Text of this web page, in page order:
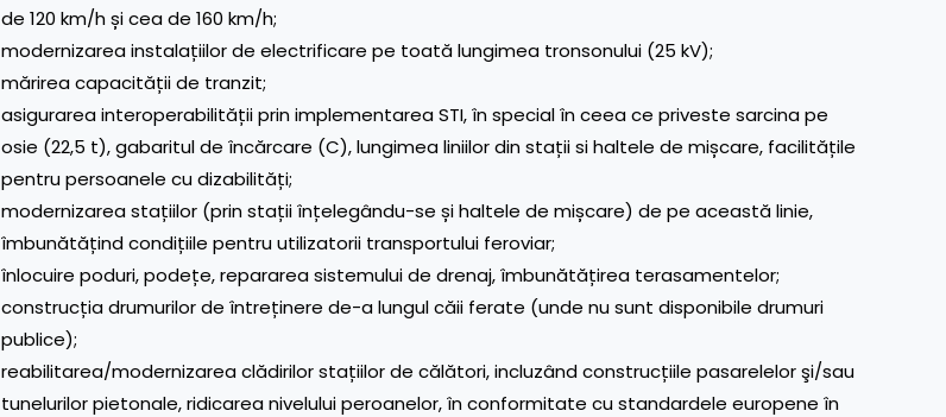
de 120 km/h și cea de 160 km/h;
modernizarea instalațiilor de electrificare pe toată lungimea tronsonului (25 kV);
mărirea capacității de tranzit;
asigurarea interoperabilității prin implementarea STI, în special în ceea ce priveste sarcina pe
osie (22,5 t), gabaritul de încărcare (C), lungimea liniilor din stații si haltele de mișcare, facilitățile
pentru persoanele cu dizabilități;
modernizarea stațiilor (prin stații înțelegându-se și haltele de mișcare) de pe această linie,
îmbunătățind condițiile pentru utilizatorii transportului feroviar;
înlocuire poduri, podețe, repararea sistemului de drenaj, îmbunătățirea terasamentelor;
construcția drumurilor de întreținere de-a lungul căii ferate (unde nu sunt disponibile drumuri
publice);
reabilitarea/modernizarea clădirilor stațiilor de călători, incluzând construcțiile pasarelelor şi/sau
tunelurilor pietonale, ridicarea nivelului peroanelor, în conformitate cu standardele europene în